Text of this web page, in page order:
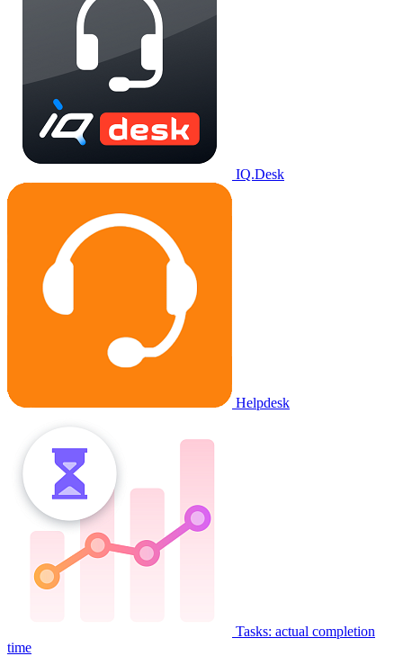
IQ.Desk
Helpdesk
Tasks: actual completion
time